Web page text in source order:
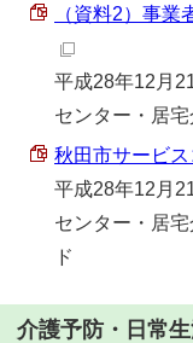
（資料2）事業
平成28年12月
センター・居
秋田市サービス
平成28年12月
センター・居
ド
介護予防・日常